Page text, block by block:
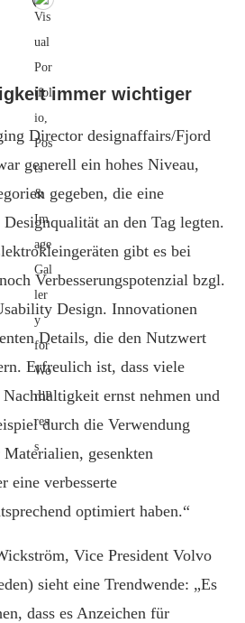
immer wichtiger
Director designaffairs/Fjord
generell ein hohes Niveau,
gegeben, die eine
an den Tag legten.
gibt es bei
Verbesserungspotenzial bzgl.
Design. Innovationen
Details, die den Nutzwert
Erfreulich ist, dass viele
ernst nehmen und
durch die Verwendung
gesenkten
eine verbesserte
optimiert haben.“
Vice President Volvo
sieht eine Trendwende: „Es
dass es Anzeichen für